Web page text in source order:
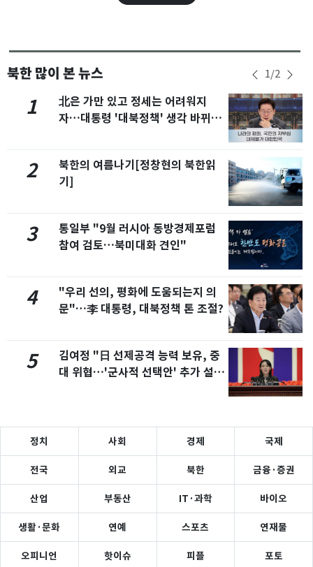
북한 많이 본 뉴스 1/2
1
北은 가만 있고 정세는 어려워지
자…대통령 '대북정책' 생각 바뀌었
2
북한의 여름나기[정창현의 북한읽
기]
3
통일부 "9월 러시아 동방경제포럼
참여 검토…북미대화 견인"
4
"우리 선의, 평화에 도움되는지 의
문"…李 대통령, 대북정책 톤 조절?
5
김여정 "日 선제공격 능력 보유, 중
대 위협…'군사적 선택안' 추가 설
정치 사회 경제 국제
전국 외교 북한 금융·증권
산업 부동산 IT·과학 바이오
생활·문화 연예 스포츠 연재물
오피니언 핫이슈 피플 포토